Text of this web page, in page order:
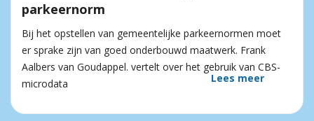
parkeernorm
Bij het opstellen van gemeentelijke parkeernormen moet
er sprake zijn van goed onderbouwd maatwerk. Frank
Aalbers van Goudappel. vertelt over het gebruik van CBS-
microdata
Lees meer